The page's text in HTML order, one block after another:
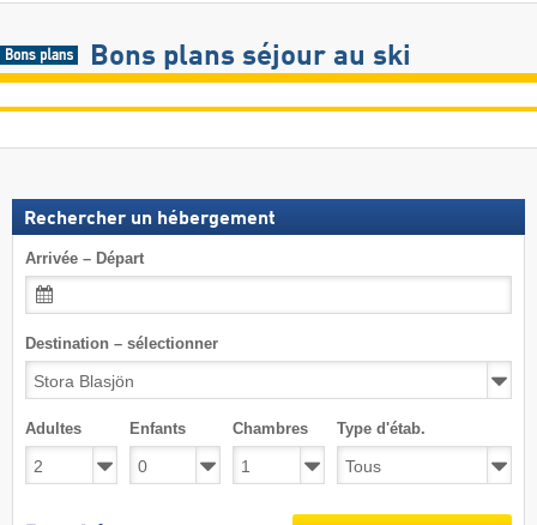
Bons plans séjour au ski
Rechercher un hébergement
Arrivée – Départ
Destination – sélectionner
Adultes Enfants Chambres Type d'étab.